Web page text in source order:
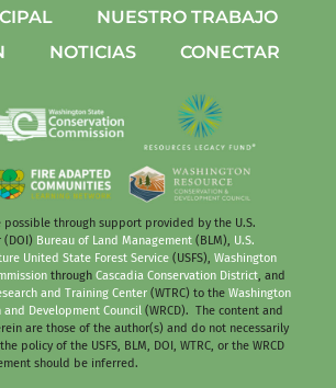
NUESTRO TRABAJO
NOTICIAS CONECTAR
possible through support provided by the U.S.
Bureau of Land Management (BLM), U.S.
United State Forest Service (USFS),Washington
throughCascadia Conservation District, and
and Training Center (WTRC) to theWashington
and Development Council (WRCD). The content and
are those of the author(s) and do not necessarily
policy of the USFS, BLM, DOI, WTRC, or the WRCD
should be inferred.